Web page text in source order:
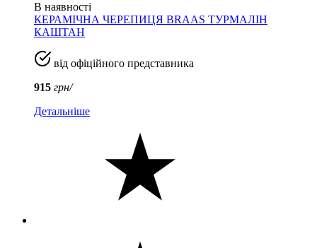
В наявності
КЕРАМІЧНА ЧЕРЕПИЦЯ BRAAS ТУРМАЛІН
КАШТАН
від офіційного представника
915 грн/
Детальніше